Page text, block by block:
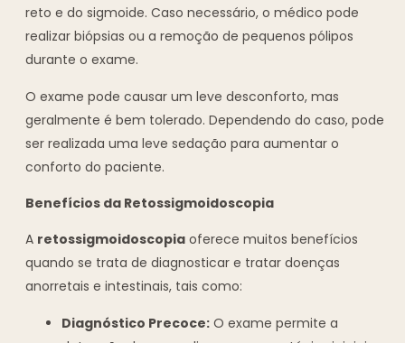
reto e do sigmoide. Caso necessário, o médico pode
realizar biópsias ou a remoção de pequenos pólipos
durante o exame.
O exame pode causar um leve desconforto, mas
geralmente é bem tolerado. Dependendo do caso, pode
ser realizada uma leve sedação para aumentar o
conforto do paciente.
Benefícios da Retossigmoidoscopia
A retossigmoidoscopia oferece muitos benefícios
quando se trata de diagnosticar e tratar doenças
anorretais e intestinais, tais como:
Diagnóstico Precoce: O exame permite a